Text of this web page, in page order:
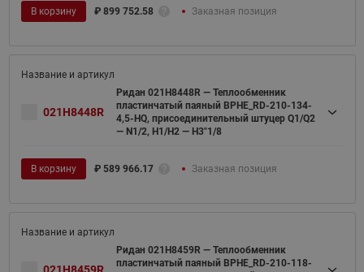
В корзину ₽ 899 752.58 Заказная позиция
021H8448R
Ридан 021H8448R — Теплообменник
пластинчатый паяный BPHE_RD-210-134-
4,5-HQ, присоединительный штуцер Q1/Q2
— N1/2, H1/H2 — H3"1/8
В корзину ₽ 589 966.17 Заказная позиция
021H8459R
Ридан 021H8459R — Теплообменник
пластинчатый паяный BPHE_RD-210-118-